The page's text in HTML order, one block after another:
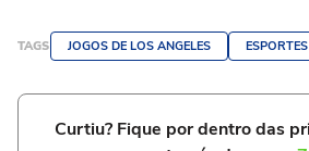
TAGS JOGOS DE LOS ANGELES ESPORTES
Curtiu? Fique por dentro das